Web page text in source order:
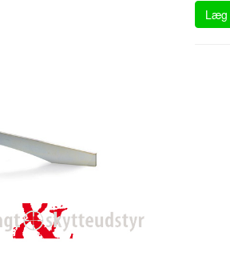
Læg